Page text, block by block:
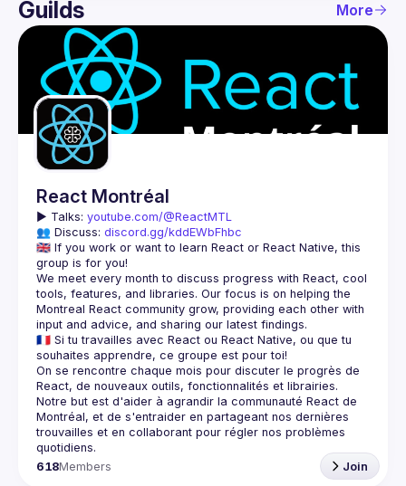
User
Events
Guilds
Guilds More
React Montréal
▶️ Talks: youtube.com/@ReactMTL
👥 Discuss: discord.gg/kddEWbFhbc
🇬🇧 If you work or want to learn React or React Native, this
We meet every month to discuss progress with React, cool
tools, features, and libraries. Our focus is on helping the
Montreal React community grow, providing each other with
🇫🇷 Si tu travailles avec React ou React Native, ou que tu
On se rencontre chaque mois pour discuter le progrès de
React, de nouveaux outils, fonctionnalités et librairies.
Notre but est d'aider à agrandir la communauté React de
Montréal, et de s'entraider en partageant nos dernières
trouvailles et en collaborant pour régler nos problèmes
618Members Join